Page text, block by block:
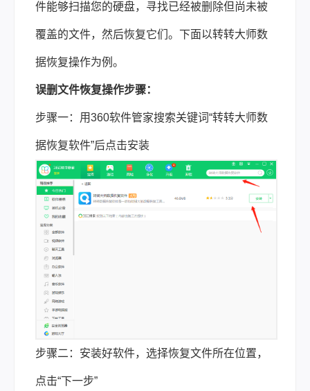
件能够扫描您的硬盘，寻找已经被删除但尚未被
覆盖的文件，然后恢复它们。下面以转转大师数
据恢复操作为例。
误删文件恢复操作步骤：
步骤一：用360软件管家搜索关键词“转转大师数
据恢复软件”后点击安装
步骤二：安装好软件，选择恢复文件所在位置，
点击“下一步”